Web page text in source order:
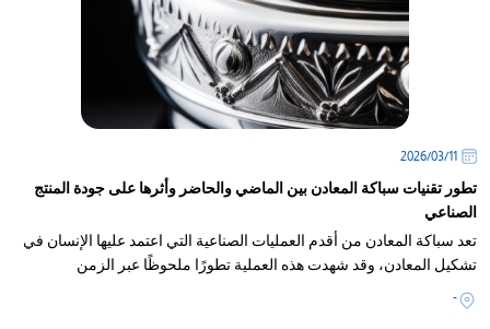
11‏/03‏/2026
تطور تقنيات سباكة المعادن بين الماضي والحاضر وأثرها على جودة المنتج
الصناعي
تعد سباكة المعادن من أقدم العمليات الصناعية التي اعتمد عليها الإنسان في
تشكيل المعادن، وقد شهدت هذه العملية تطورًا ملحوظًا عبر الزمن
-